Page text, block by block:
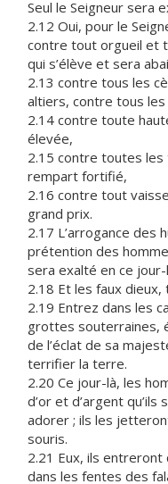
Seul le Seigneur sera
2.12 Oui, pour le
contre tout orgueil et
qui s’élève et sera
2.13 contre tous les
altiers, contre tous les
2.14 contre toute
élevée,
2.15 contre toutes
rempart fortifié,
2.16 contre tout
grand prix.
2.17 L’arrogance des
prétention des
sera exalté en ce jour-
2.18 Et les faux
2.19 Entrez dans les
grottes souterraines,
de l’éclat de sa
terrifier la terre.
2.20 Ce jour-là, les
d’or et d’argent
adorer ; ils les
souris.
2.21 Eux, ils
dans les fentes des